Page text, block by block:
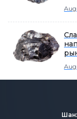
Aug
Aug